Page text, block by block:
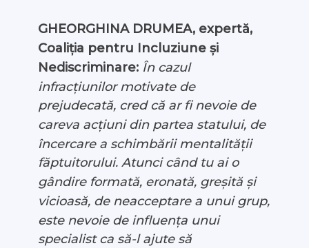
GHEORGHINA DRUMEA, expertă,
Coaliția pentru Incluziune și
Nediscriminare: În cazul
infracțiunilor motivate de
prejudecată, cred că ar fi nevoie de
careva acțiuni din partea statului, de
încercare a schimbării mentalității
făptuitorului. Atunci când tu ai o
gândire formată, eronată, greșită și
vicioasă, de neacceptare a unui grup,
este nevoie de influența unui
specialist ca să-l ajute să